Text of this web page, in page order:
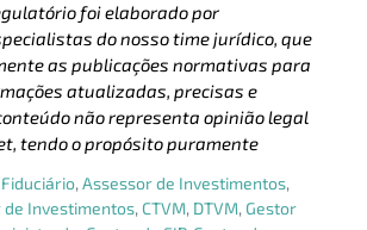
foi elaborado por
do nosso time jurídico, que
as publicações normativas para
atualizadas, precisas e
não representa opinião legal
tendo o propósito puramente
,Assessor de Investimentos,
de Investimentos, CTVM, DTVM, Gestor